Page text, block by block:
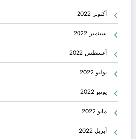
أكتوبر 2022
سبتمبر 2022
أغسطس 2022
يوليو 2022
يونيو 2022
مايو 2022
أبريل 2022